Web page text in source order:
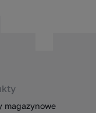
magazynowe